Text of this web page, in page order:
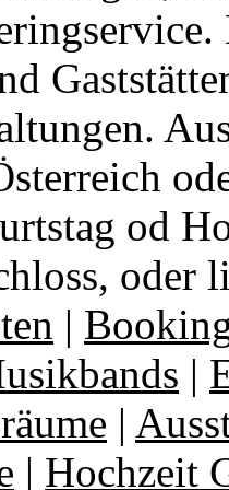
od
oder
|
|
|
| Hochzeit